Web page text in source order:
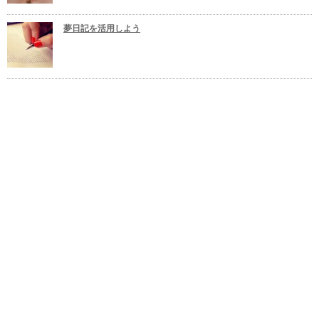
夢日記を活用しよう